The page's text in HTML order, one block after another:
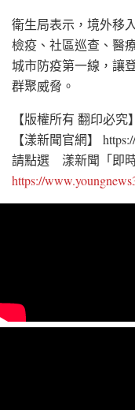
衛生局表示，境外移
檢疫、社區巡查、醫
城市防疫第一線，讓
群聚威脅。
【版權所有 翻印必
【漾新聞官網】
請點選 漾新聞「即
https://